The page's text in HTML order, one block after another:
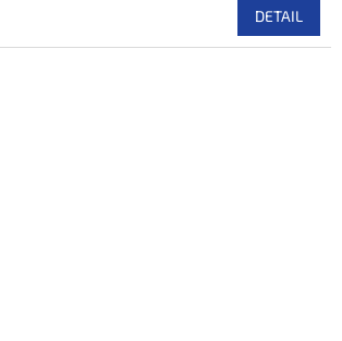
DETAIL